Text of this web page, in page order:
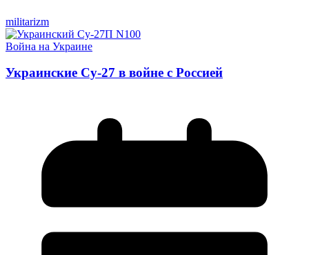
militarizm
Война на Украине
Украинские Су-27 в войне с Россией